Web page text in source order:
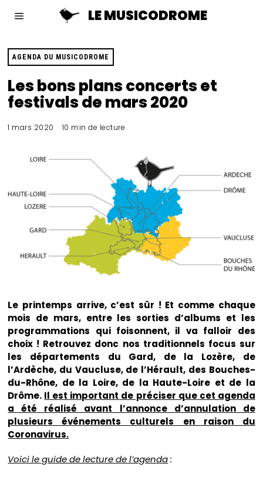
LE MUSICODROME
AGENDA DU MUSICODROME
Les bons plans concerts et
festivals de mars 2020
1 mars 2020 10 min de lecture
Le printemps arrive, c’est sûr ! Et comme chaque
mois de mars, entre les sorties d’albums et les
programmations qui foisonnent, il va falloir des
choix ! Retrouvez donc nos traditionnels focus sur
les départements du Gard, de la Lozère, de
l’Ardèche, du Vaucluse, de l’Hérault, des Bouches-
du-Rhône, de la Loire, de la Haute-Loire et de la
Drôme. Il est important de préciser que cet agenda
a été réalisé avant l’annonce d’annulation de
plusieurs événements culturels en raison du
Coronavirus.
Voici le guide de lecture de l’agenda: